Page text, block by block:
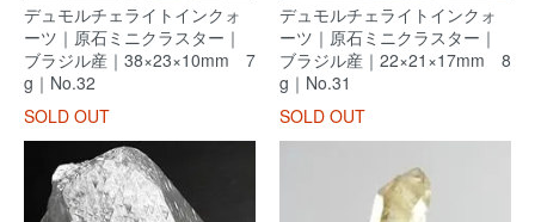
デュモルチェライトインクォ
ーツ｜原石ミニクラスター｜
ブラジル産｜38×23×10mm 7
g｜No.32
SOLD OUT
デュモルチェライトインクォ
ーツ｜原石ミニクラスター｜
ブラジル産｜22×21×17mm 8
g｜No.31
SOLD OUT